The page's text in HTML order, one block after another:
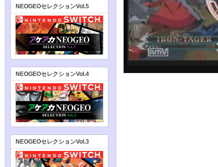
NEOGEOセレクションVol.5
NEOGEOセレクションVol.4
NEOGEOセレクションVol.3